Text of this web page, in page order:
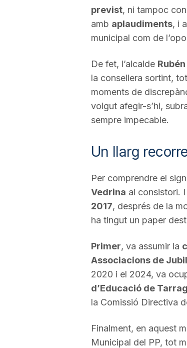
previst, ni tampoc
amb aplaudiments, i
municipal com de
De fet, l’alcalde
la consellera sortint,
moments de
volgut afegir-s’hi,
sempre impecable.
Un llarg
Per comprendre el
Vedrina al consistori.
2017, després de la
ha tingut un paper
Primer, va assumir la
Associacions de
2020 i el 2024, va
d’Educació de
la Comissió Directiva
Finalment, en aquest
Municipal del PP, tot